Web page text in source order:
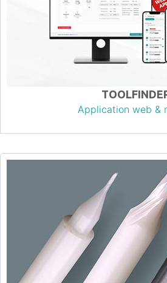
Application web &